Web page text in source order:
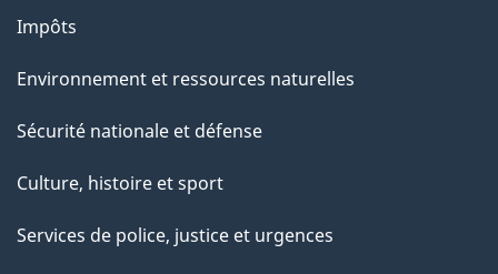
Impôts
Environnement et ressources naturelles
Sécurité nationale et défense
Culture, histoire et sport
Services de police, justice et urgences